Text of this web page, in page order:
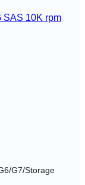
SAS 10K rpm
G7/Storage